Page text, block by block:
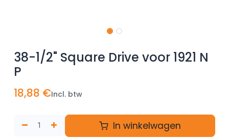
38-1/2" Square Drive voor 1921 N
P
18,88 €Incl. btw
In winkelwagen